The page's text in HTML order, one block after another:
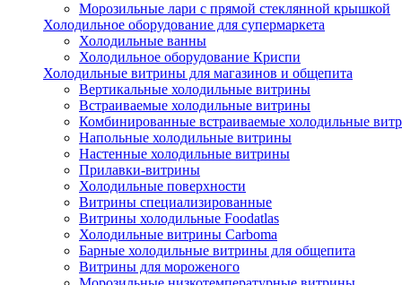
Морозильные лари с прямой стеклянной крышкой
Холодильное оборудование для супермаркета
Холодильные ванны
Холодильное оборудование Криспи
Холодильные витрины для магазинов и общепита
Вертикальные холодильные витрины
Встраиваемые холодильные витрины
Комбинированные встраиваемые холодильные
Напольные холодильные витрины
Настенные холодильные витрины
Прилавки-витрины
Холодильные поверхности
Витрины специализированные
Витрины холодильные Foodatlas
Холодильные витрины Carboma
Барные холодильные витрины для общепита
Витрины для мороженого